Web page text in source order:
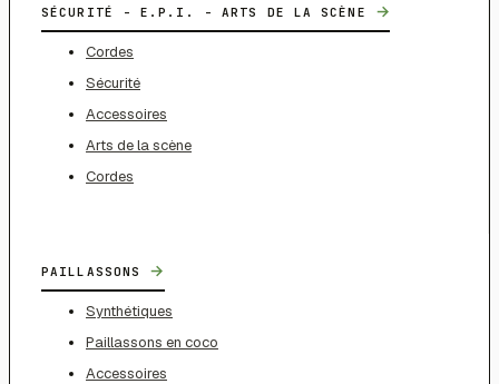
SÉCURITÉ - E.P.I. - ARTS DE LA SCÈNE →
Cordes
Sécurité
Accessoires
Arts de la scène
Cordes
PAILLASSONS →
Synthétiques
Paillassons en coco
Accessoires